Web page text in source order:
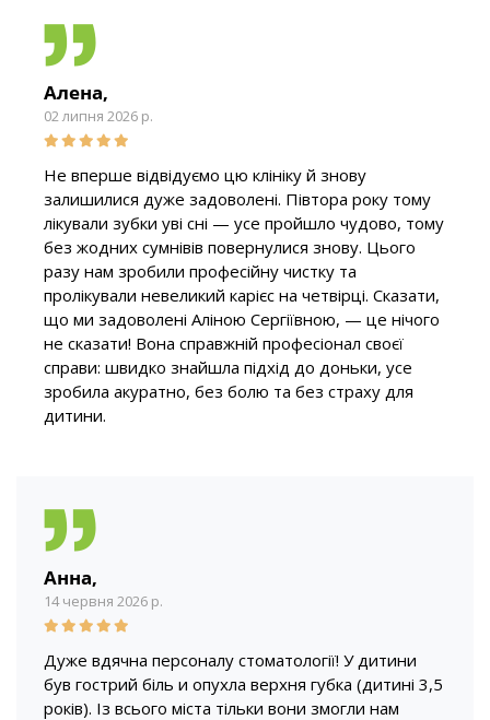
Алена,
02 липня 2026 р.
Не вперше відвідуємо цю клініку й знову
залишилися дуже задоволені. Півтора року тому
лікували зубки уві сні — усе пройшло чудово, тому
без жодних сумнівів повернулися знову. Цього
разу нам зробили професійну чистку та
пролікували невеликий карієс на четвірці. Сказати,
що ми задоволені Аліною Сергіївною, — це нічого
не сказати! Вона справжній професіонал своєї
справи: швидко знайшла підхід до доньки, усе
зробила акуратно, без болю та без страху для
дитини.
Анна,
14 червня 2026 р.
Дуже вдячна персоналу стоматології! У дитини
був гострий біль и опухла верхня губка (дитині 3,5
років). Із всього міста тільки вони змогли нам